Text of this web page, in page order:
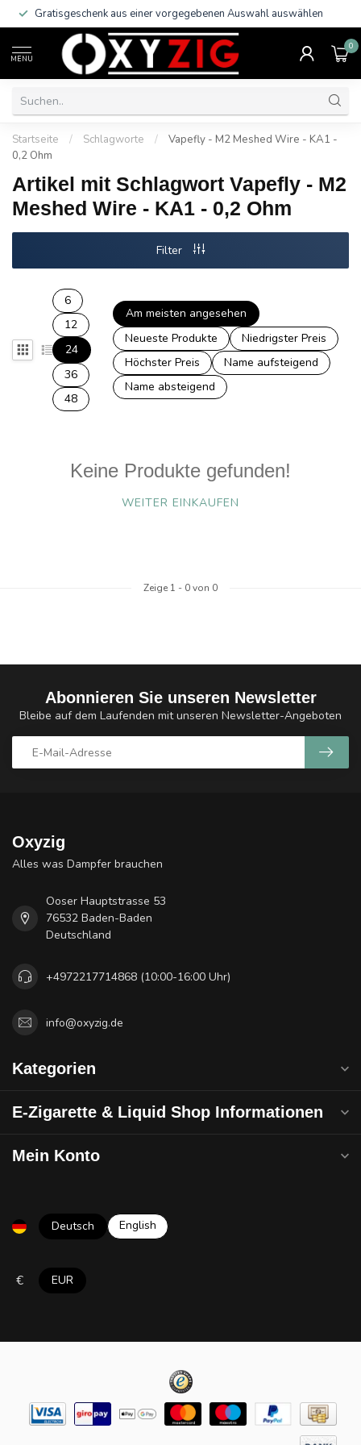
Gratisgeschenk aus einer vorgegebenen Auswahl auswählen
MENU
0
Startseite / Schlagworte /
Vapefly - M2 Meshed Wire - KA1 -
0,2 Ohm
Artikel mit Schlagwort Vapefly - M2
Meshed Wire - KA1 - 0,2 Ohm
Filter
6
12
24
36
48
Am meisten angesehen
Neueste Produkte
Niedrigster Preis
Höchster Preis
Name aufsteigend
Name absteigend
Keine Produkte gefunden!
WEITER EINKAUFEN
Zeige 1 - 0von 0
Abonnieren Sie unseren Newsletter
Bleibe auf dem Laufenden mit unseren Newsletter-Angeboten
Oxyzig
Alles was Dampfer brauchen
Ooser Hauptstrasse 53
76532 Baden-Baden
Deutschland
+4972217714868 (10:00-16:00 Uhr)
info@oxyzig.de
Kategorien
E-Zigarette & Liquid Shop Informationen
Mein Konto
Deutsch English
€ EUR